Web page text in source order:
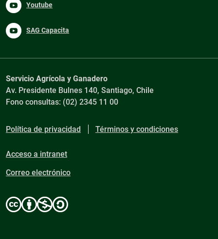
Youtube
SAG Capacita
Servicio Agrícola y Ganadero
Av. Presidente Bulnes 140, Santiago, Chile
Fono consultas: (02) 2345 11 00
Política de privacidad Términos y condiciones
Acceso a intranet
Correo electrónico